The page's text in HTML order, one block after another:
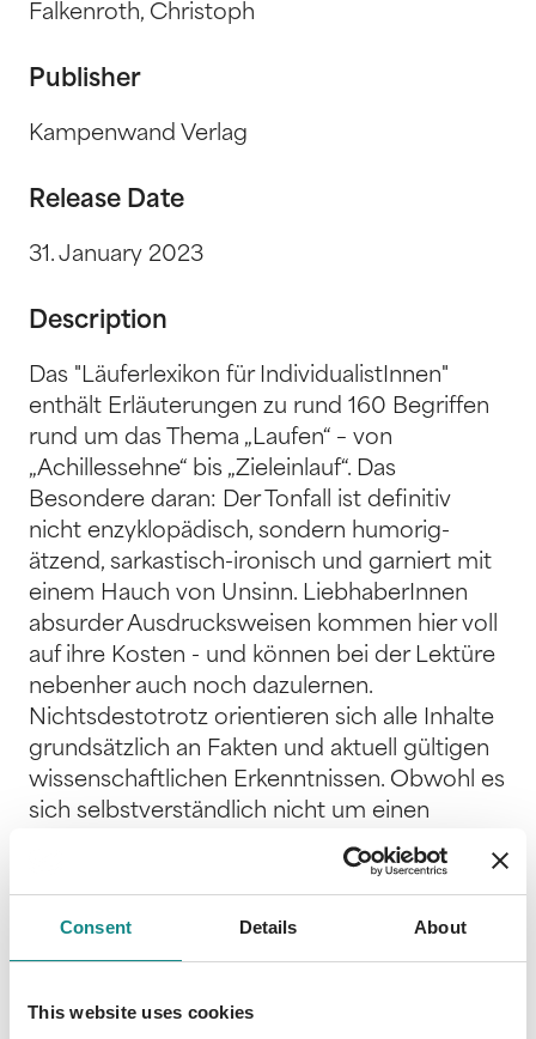
Consent Details About
This website uses cookies
Falkenroth, Christoph
Publisher
Kampenwand Verlag
Release Date
31. January 2023
Description
Das "Läuferlexikon für IndividualistInnen"
enthält Erläuterungen zu rund 160 Begriffen
rund um das Thema „Laufen“ – von
„Achillessehne“ bis „Zieleinlauf“. Das
Besondere daran: Der Tonfall ist definitiv
nicht enzyklopädisch, sondern humorig-
ätzend, sarkastisch-ironisch und garniert mit
einem Hauch von Unsinn. LiebhaberInnen
absurder Ausdrucksweisen kommen hier voll
auf ihre Kosten - und können bei der Lektüre
nebenher auch noch dazulernen.
Nichtsdestotrotz orientieren sich alle Inhalte
grundsätzlich an Fakten und aktuell gültigen
wissenschaftlichen Erkenntnissen. Obwohl es
sich selbstverständlich nicht um einen
medizinischen Ratgeber handelt, ist die
fachliche Korrektheit der Artikel von ärztlicher
"Läuferlexikon für IndividualistInnen" ist die
perfekte informierende Unterhaltungslektüre